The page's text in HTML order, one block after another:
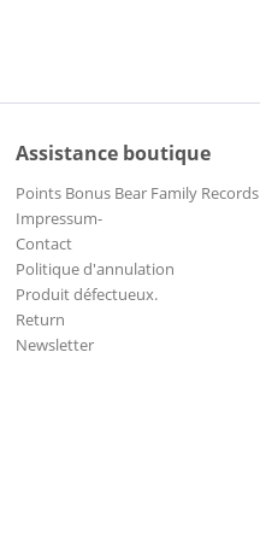
Assistance boutique
Points Bonus Bear Family Records
Impressum-
Contact
Politique d'annulation
Produit défectueux.
Return
Newsletter